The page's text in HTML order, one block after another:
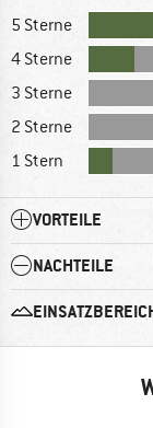
5 Sterne
4 Sterne
3 Sterne
2 Sterne
1 Stern
VORTEILE
NACHTEILE